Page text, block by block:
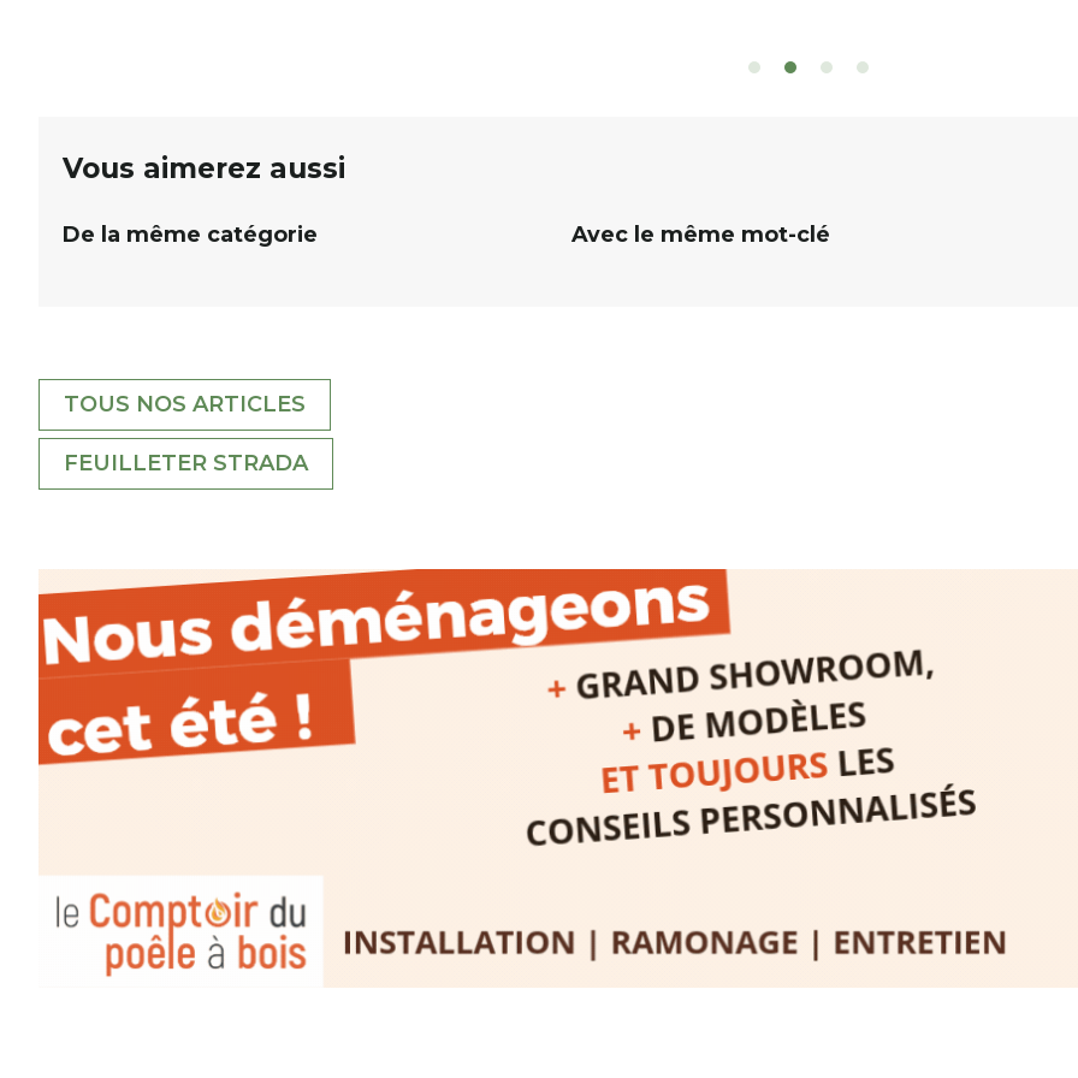
Vous aimerez aussi
De la même catégorie Avec le même mot-clé
TOUS NOS ARTICLES
FEUILLETER STRADA